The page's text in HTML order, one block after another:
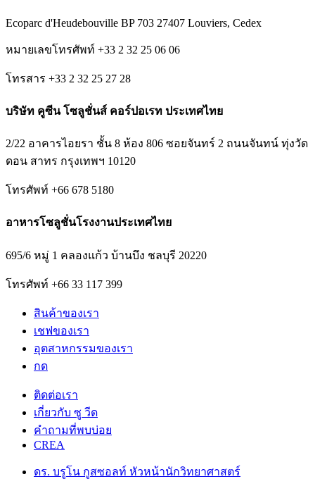
Ecoparc d'Heudebouville BP 703 27407 Louviers, Cedex
หมายเลขโทรศัพท์ +33 2 32 25 06 06
โทรสาร +33 2 32 25 27 28
บริษัท คูซีน โซลูชั่นส์ คอร์ปอเรท ประเทศไทย
2/22 อาคารไอยรา ชั้น 8 ห้อง 806 ซอยจันทร์ 2 ถนนจันทน์ ทุ่งวัด
ดอน สาทร กรุงเทพฯ 10120
โทรศัพท์ +66 678 5180
อาหารโซลูชั่นโรงงานประเทศไทย
695/6 หมู่ 1 คลองแก้ว บ้านบึง ชลบุรี 20220
โทรศัพท์ +66 33 117 399
สินค้าของเรา
เชฟของเรา
อุตสาหกรรมของเรา
กด
ติดต่อเรา
เกี่ยวกับ ซู วีด
คําถามที่พบบ่อย
CREA
ดร. บรูโน กูสซอลท์ หัวหน้านักวิทยาศาสตร์